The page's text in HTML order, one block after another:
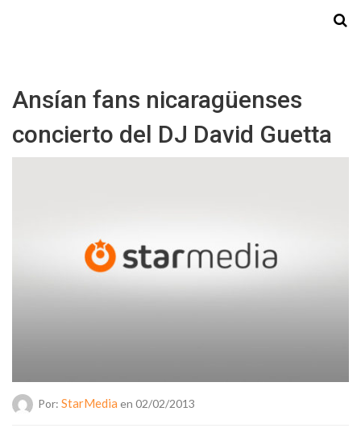
Ansían fans nicaragüenses
concierto del DJ David Guetta
Por: StarMedia en 02/02/2013